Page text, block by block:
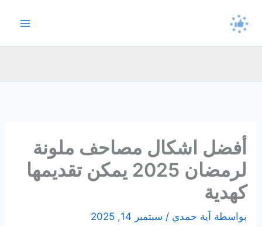
أفضل اشكال مصاحف ملونة
لرمضان 2025 يمكن تقديمها
كهدية
بواسطة آية حمدي/ سبتمبر 14, 2025